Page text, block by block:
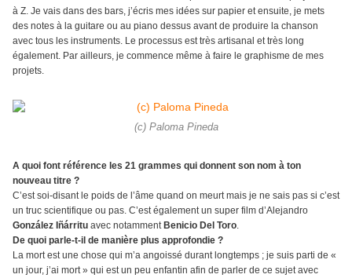
à Z. Je vais dans des bars, j’écris mes idées sur papier et ensuite, je mets
des notes à la guitare ou au piano dessus avant de produire la chanson
avec tous les instruments. Le processus est très artisanal et très long
également. Par ailleurs, je commence même à faire le graphisme de mes
projets.
(c) Paloma Pineda
A quoi font référence les 21 grammes qui donnent son nom à ton
nouveau titre ?
C’est soi-disant le poids de l’âme quand on meurt mais je ne sais pas si c’est
un truc scientifique ou pas. C’est également un super film d’Alejandro
González Iñárritu avec notamment Benicio Del Toro.
De quoi parle-t-il de manière plus approfondie ?
La mort est une chose qui m’a angoissé durant longtemps ; je suis parti de «
un jour, j’ai mort » qui est un peu enfantin afin de parler de ce sujet avec